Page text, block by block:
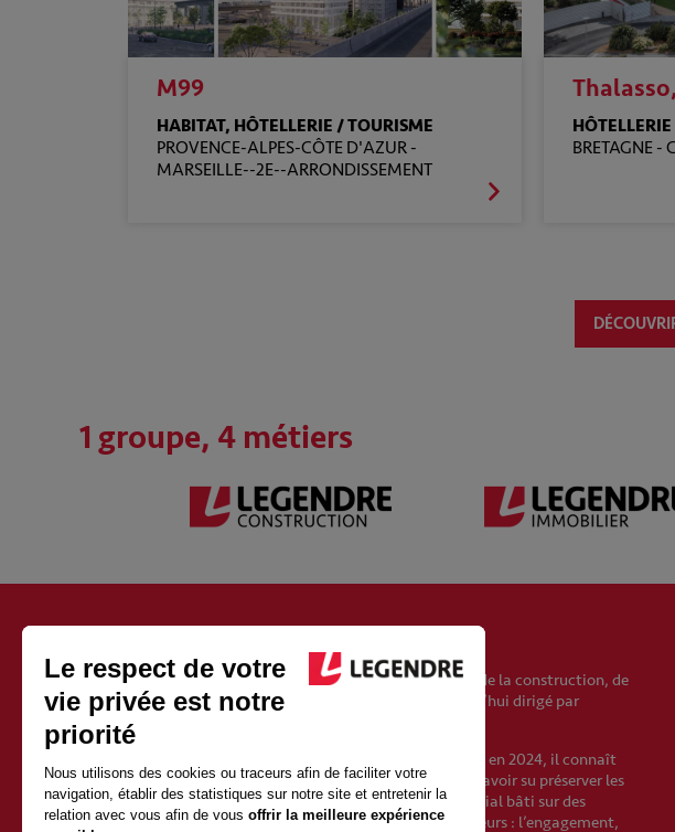
M99
HABITAT, HÔTELLERIE / TOURISME
PROVENCE-ALPES-CÔTE D'AZUR -
MARSEILLE--2E--ARRONDISSEMENT
BRETAGNE -
1 groupe, 4 métiers
Fondé en 1946, le groupe Legendre est un acteur européen de la construction, de
l’immobilier, de l’énergie et de l’exploitation. Il est aujourd’hui dirigé par
Vincent Legendre, le petit-fils du fondateur.
Avec 2500 salariés et 1 milliard d’euros de chiffre d’affaires en 2024, il connaît
une croissance soutenue depuis sa création. Sa force est d’avoir su préserver les
qualités de proximité et d’indépendance d’un groupe familial bâti sur des
valeurs fortes et partagées avec l’ensemble des collaborateurs : l’engagement,